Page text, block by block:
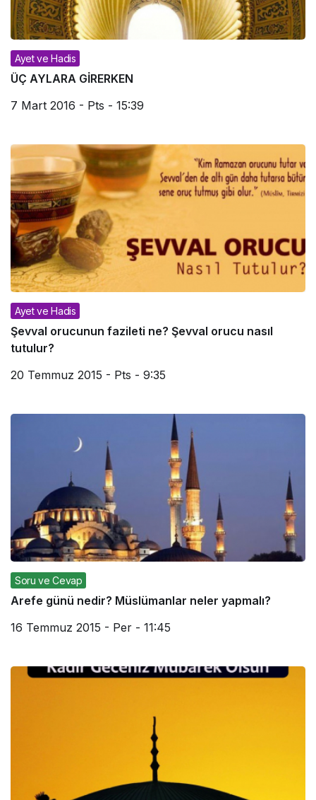
Ayet ve Hadis
ÜÇ AYLARA GİRERKEN
7 Mart 2016 - Pts - 15:39
Ayet ve Hadis
Şevval orucunun fazileti ne? Şevval orucu nasıl
tutulur?
20 Temmuz 2015 - Pts - 9:35
Soru ve Cevap
Arefe günü nedir? Müslümanlar neler yapmalı?
16 Temmuz 2015 - Per - 11:45